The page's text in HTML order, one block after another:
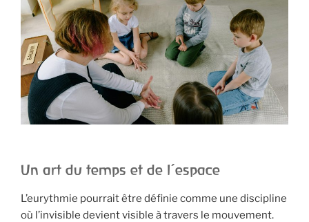
Un art du temps et de l’espace
L’eurythmie pourrait être définie comme une discipline
où l’invisible devient visible à travers le mouvement.